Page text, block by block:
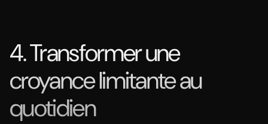
4. Transformer une
croyance limitante au
quotidien